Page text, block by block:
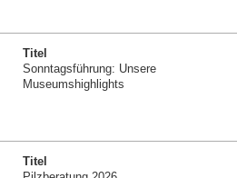
Titel
Sonntagsführung: Unsere
Museumshighlights
Titel